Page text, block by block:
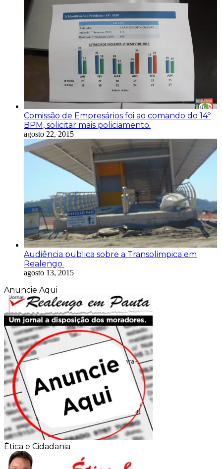
Comissão de Empresários foi ao comando do 14º
BPM, solicitar mais policiamento.
agosto 22, 2015
Audiência publica sobre a Transolimpica em
Realengo.
agosto 13, 2015
Anuncie Aqui
Ética e Cidadania